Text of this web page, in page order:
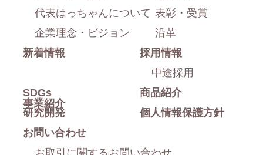
代表はっちゃんについて
企業理念・ビジョン
表彰・受賞
沿革
採用情報
中途採用
事業紹介
商品紹介
研究開発
新着情報
個人情報保護方針
SDGs
お問い合わせ